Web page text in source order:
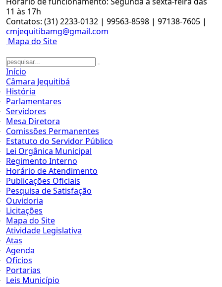
11 às 17h
Contatos: (31) 2233-0132 | 99563-8598 | 97138-7605 |
cmjequitibamg@gmail.com
Mapa do Site
Início
Câmara Jequitibá
História
Parlamentares
Servidores
Mesa Diretora
Comissões Permanentes
Estatuto do Servidor Público
Lei Orgânica Municipal
Regimento Interno
Horário de Atendimento
Publicações Oficiais
Pesquisa de Satisfação
Ouvidoria
Licitações
Mapa do Site
Atividade Legislativa
Atas
Agenda
Ofícios
Portarias
Leis Município